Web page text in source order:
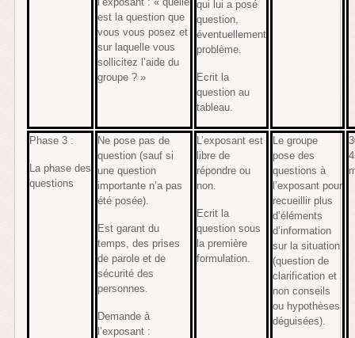
est la question que
vous vous posez et
sur laquelle vous
sollicitez l’aide du
groupe ? »
qui lui a posé
question,
éventuellement
problème.
Ecrit la
question au
tableau.
Phase 3 :
La phase des
questions
Ne pose pas de
question (sauf si
une question
importante n’a pas
été posée).
Est garant du
temps, des prises
de parole et de
sécurité des
personnes.
Demande à
l’exposant :
L’exposant est
libre de
répondre ou
non.
Ecrit la
question sous
la première
formulation.
Le groupe
pose des
questions à
l’exposant pour
recueillir plus
d’éléments
d’information
sur la situation
(question de
clarification et
non conseils
ou hypothèses
déguisées).